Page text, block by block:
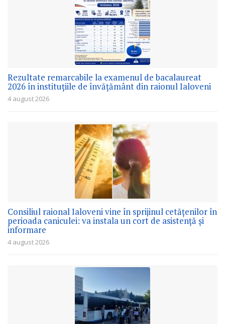
Rezultate remarcabile la examenul de bacalaureat
2026 în instituțiile de învățământ din raionul Ialoveni
4 august 2026
Consiliul raional Ialoveni vine în sprijinul cetățenilor în
perioada caniculei: va instala un cort de asistență și
informare
4 august 2026